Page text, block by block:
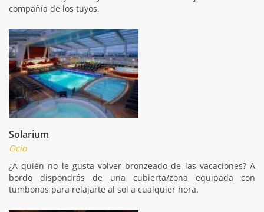
compañía de los tuyos.
Solarium
Ocio
¿A quién no le gusta volver bronzeado de las vacaciones? A
bordo dispondrás de una cubierta/zona equipada con
tumbonas para relajarte al sol a cualquier hora.